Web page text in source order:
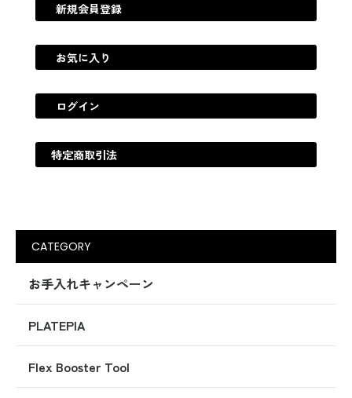
新規会員登録
お気に入り
ログイン
特定商取引法
CATEGORY
お手入れキャンペーン
PLATEPIA
Flex Booster Tool